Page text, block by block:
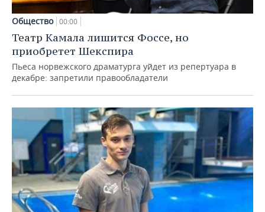
Общество 00:00
Театр Камала лишится Фоссе, но
приобретет Шекспира
Пьеса норвежского драматурга уйдет из репертуара в
декабре: запретили правообладатели